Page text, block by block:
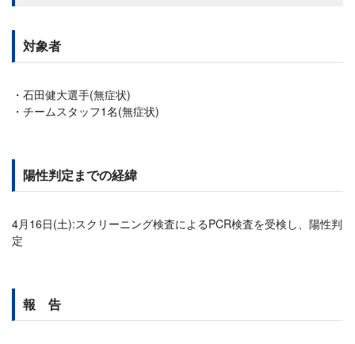
対象者
石田健大選手(無症状)
チームスタッフ1名(無症状)
陽性判定までの経緯
4月16日(土):スクリーニング検査によるPCR検査を受検し、陽性判
定
報 告